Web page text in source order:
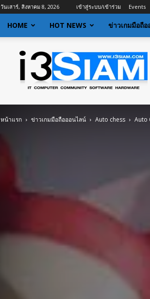
วันเสาร์, สิงหาคม 8, 2026 เข้าสู่ระบบ/เข้าร่วม Events
HOME HOT NEWS ข่าวเกมมือถื
I3siam
ข่าว
ไอที
ข้อมูล
ข่าวสาร
หน้าแรก ข่าวเกมมือถือออนไลน์ Auto chess Auto